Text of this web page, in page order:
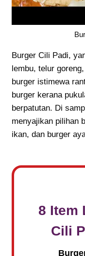
Burger Cili Padi,
lembu, telur
burger istimewa
burger kerana
berpatutan. Di
menyajikan pilihan
ikan, dan burger
8 Item
Cili